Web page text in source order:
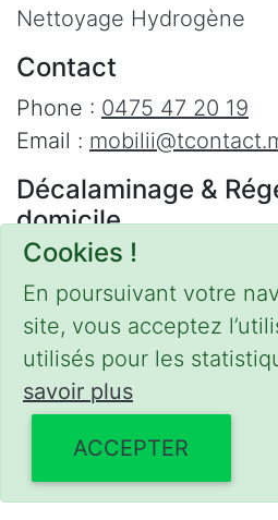
Cookies !
En poursuivant votre
site, vous acceptez
utilisés pour les
savoir plus
ACCEPTER
Nettoyage Hydrogène
Contact
Phone : 0475 47 20 19
Email :
Décalaminage &
domicile
Interventions urgentes
les régions suivantes :
Bruxelles
, Brabant Wallon
Hainaut ,Liège , Mons ,
Limbourg,Flandre
Orientale,Province du